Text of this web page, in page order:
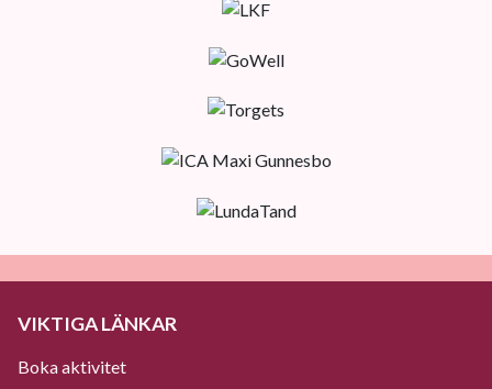
VIKTIGA LÄNKAR
Boka aktivitet